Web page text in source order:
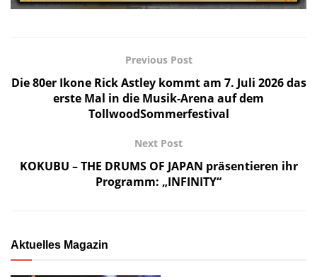
Previous Post
Die 80er Ikone Rick Astley kommt am 7. Juli 2026 das
erste Mal in die Musik-Arena auf dem
TollwoodSommerfestival
Next Post
KOKUBU – THE DRUMS OF JAPAN präsentieren ihr
Programm: „INFINITY“
Aktuelles Magazin